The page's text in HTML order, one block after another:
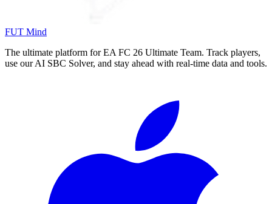
FUT Mind
The ultimate platform for EA FC 26 Ultimate Team. Track players,
use our AI SBC Solver, and stay ahead with real-time data and tools.